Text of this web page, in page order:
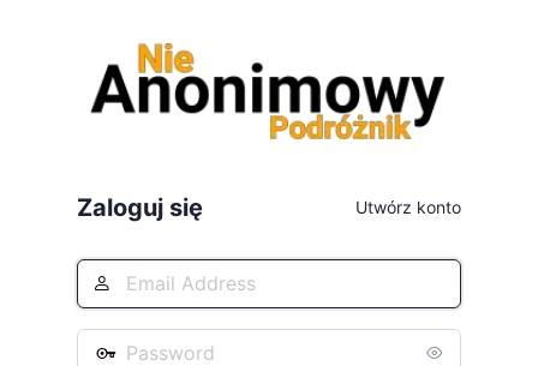
Zaloguj się Utwórz konto
Email
Address
Hasło